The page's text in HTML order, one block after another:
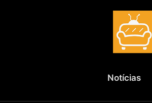
Notícias